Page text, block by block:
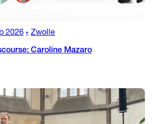
2026 • Zwolle
Caroline Mazaro